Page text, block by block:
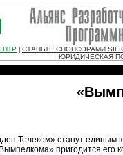
СТАНЬТЕ СПОНСОРАМИ
ЮРИДИЧЕСКАЯ
Телеком» станут единым
пригодится его